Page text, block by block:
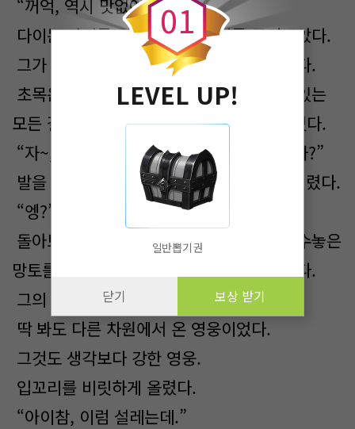
“꺼억, 역시 맛없어.”
다이는 자리를 털고 일어나 주위를 둘러보았다.
그가 먹어 치운 흔적들이 여기저기 난무했다.
초목은 물론이고 동물들과 사람들 이곳에 있는
모든 걸 마치 블랙홀처럼 빨아들인 느낌이었다.
“자~, 그럼 롤린을 죽인 놈을 찾으러 가볼까?”
발을 떼려는데 그의 등 뒤로 차원의 문이 열렸다.
“엥?”
돌아보니 고급스러운 옷감 위에 화려하게 수놓은
망토를 두른 제법 잘생긴 남성이 걸어 나왔다.
그의 등에는 거대한 검이 있었다.
딱 봐도 다른 차원에서 온 영웅이었다.
그것도 생각보다 강한 영웅.
입꼬리를 비릿하게 올렸다.
“아이참, 이럼 설레는데.”
01
LEVEL UP!
일반뽑기권
닫기 보상 받기